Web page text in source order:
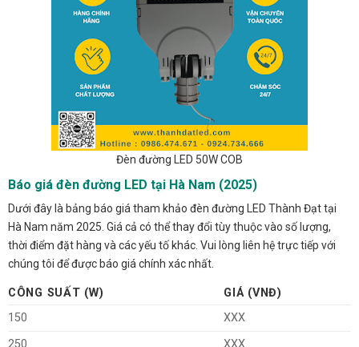
Đèn đường LED 50W COB
Báo giá đèn đường LED tại Hà Nam (2025)
Dưới đây là bảng báo giá tham khảo đèn đường LED Thành Đạt tại
Hà Nam năm 2025. Giá cả có thể thay đổi tùy thuộc vào số lượng,
thời điểm đặt hàng và các yếu tố khác. Vui lòng liên hệ trực tiếp với
chúng tôi để được báo giá chính xác nhất.
CÔNG SUẤT (W)
GIÁ (VNĐ)
150
XXX